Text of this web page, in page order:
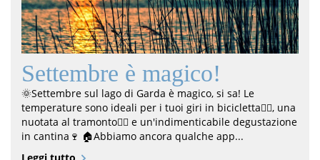
Settembre è magico!
🌞Settembre sul lago di Garda è magico, si sa! Le
temperature sono ideali per i tuoi giri in bicicletta🚴‍♀️, una
nuotata al tramonto🏊‍♀️ e un'indimenticabile degustazione
in cantina🍷 🏠Abbiamo ancora qualche app...
Leggi tutto